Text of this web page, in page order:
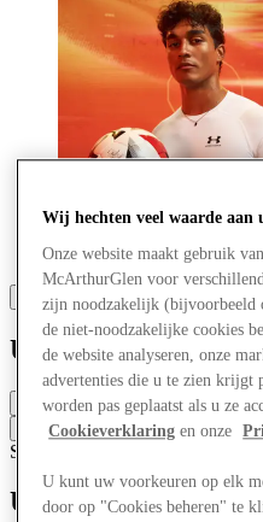
Under Armour
Gesloten
Contacteer de winkel
Schoenen
Under Armour
Wij hechten veel waarde aan
Onze website maakt gebruik
McArthurGlen voor
zijn noodzakelijk (bijvoorbeeld
de niet-noodzakelijke cookies
de website analyseren, onze
advertenties die u te zien krijgt
worden pas geplaatst als u ze
Cookieverklaring en onze
U kunt uw voorkeuren op elk
door op "Cookies beheren" te